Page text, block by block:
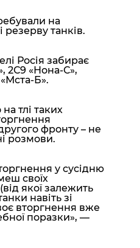
на
резерву танків.
Росія забирає
2С9 «Нона-С»,
Б».
тлі таких
фронту – не
розмови.
у сусідню
своїх
якої залежить
навіть зі
вторгнення вже
поразки», —